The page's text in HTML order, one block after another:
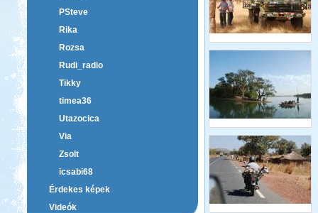
PSteve
Rika
Rozsa
Rudi_radio
Tikky
timea36
Utazocica
Via
Zsolt
icsabi68
Érdekes képek
Videók